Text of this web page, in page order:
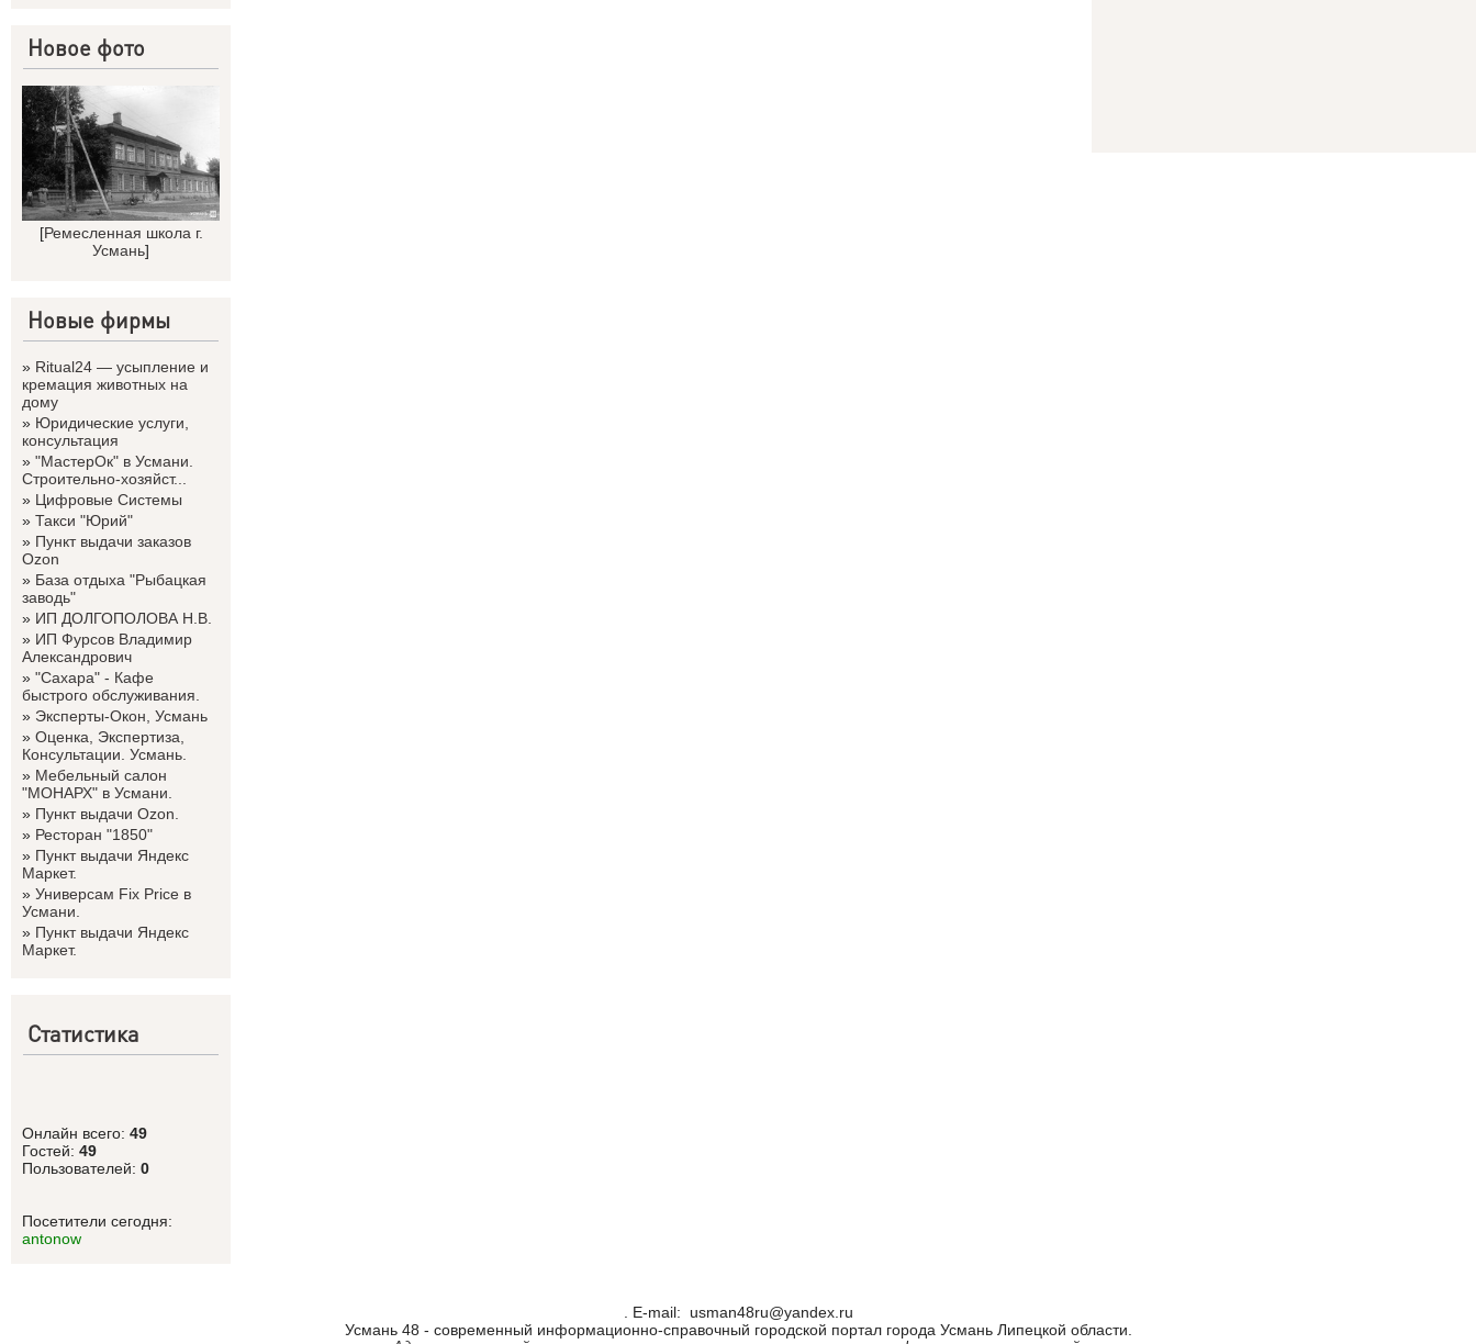
Новое фото
[Ремесленная школа г.
Усмань]
Новые фирмы
» Ritual24 — усыпление и
кремация животных на
дому
» Юридические услуги,
консультация
» "МастерОк" в Усмани.
Строительно-хозяйст...
» Цифровые Системы
» Такси "Юрий"
» Пункт выдачи заказов
Ozon
» База отдыха "Рыбацкая
заводь"
» ИП ДОЛГОПОЛОВА Н.В.
» ИП Фурсов Владимир
Александрович
» "Сахара" - Кафе
быстрого обслуживания.
» Эксперты-Окон, Усмань
» Оценка, Экспертиза,
Консультации. Усмань.
» Мебельный салон
"МОНАРХ" в Усмани.
» Пункт выдачи Ozon.
» Ресторан "1850"
» Пункт выдачи Яндекс
Маркет.
» Универсам Fix Price в
Усмани.
» Пункт выдачи Яндекс
Маркет.
Статистика
Онлайн всего: 49
Гостей: 49
Пользователей: 0
Посетители сегодня:
antonow
. Е-mail: usman48ru@yandex.ru
Усмань 48 - современный информационно-справочный городской портал города Усмань Липецкой области.